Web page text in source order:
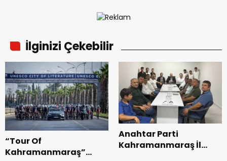
İlginizi Çekebilir
“Tour Of
Kahramanmaraş”
Anahtar Parti
Kahramanmaraş İl